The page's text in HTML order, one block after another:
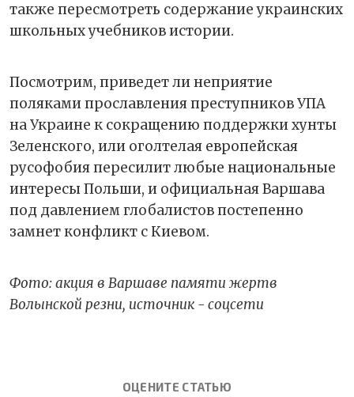
также пересмотреть содержание украинских
школьных учебников истории.
Посмотрим, приведет ли неприятие
поляками прославления преступников УПА
на Украине к сокращению поддержки хунты
Зеленского, или оголтелая европейская
русофобия пересилит любые национальные
интересы Польши, и официальная Варшава
под давлением глобалистов постепенно
замнет конфликт с Киевом.
Фото: акция в Варшаве памяти жертв
Волынской резни, источник - соцсети
ОЦЕНИТЕ СТАТЬЮ